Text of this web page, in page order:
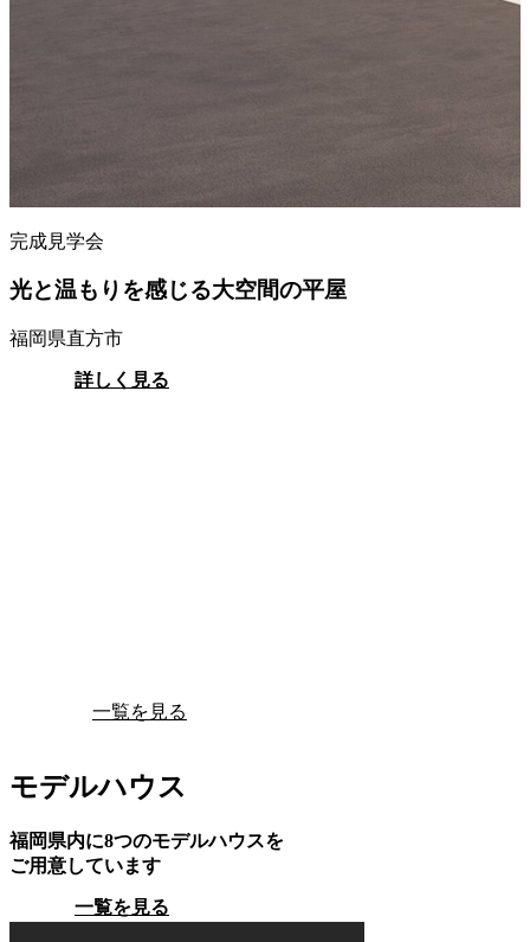
完成見学会
光と温もりを感じる大空間の平屋
福岡県直方市
詳しく見る
一覧を見る
モデルハウス
福岡県内に8つのモデルハウスを
ご用意しています
一覧を見る